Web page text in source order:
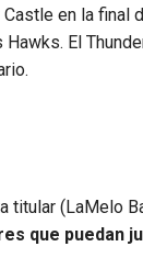
en la
El
titular (LaMelo
que puedan